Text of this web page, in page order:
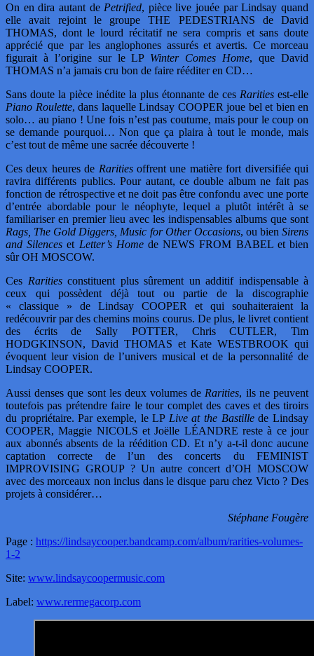
On en dira autant de Petrified, pièce live jouée par Lindsay quand
elle avait rejoint le groupe THE PEDESTRIANS de David
THOMAS, dont le lourd récitatif ne sera compris et sans doute
apprécié que par les anglophones assurés et avertis. Ce morceau
figurait à l’origine sur le LP Winter Comes Home, que David
THOMAS n’a jamais cru bon de faire rééditer en CD…
Sans doute la pièce inédite la plus étonnante de ces Rarities est-elle
Piano Roulette, dans laquelle Lindsay COOPER joue bel et bien en
solo… au piano ! Une fois n’est pas coutume, mais pour le coup on
se demande pourquoi… Non que ça plaira à tout le monde, mais
c’est tout de même une sacrée découverte !
Ces deux heures de Raritiesoffrent une matière fort diversifiée qui
ravira différents publics. Pour autant, ce double album ne fait pas
fonction de rétrospective et ne doit pas être confondu avec une porte
d’entrée abordable pour le néophyte, lequel a plutôt intérêt à se
familiariser en premier lieu avec les indispensables albums que sont
Rags, The Gold Diggers, Music for Other Occasions, ou bienSirens
and Silences et Letter’s Homede NEWS FROM BABEL et bien
sûr OH MOSCOW.
Ces Raritiesconstituent plus sûrement un additif indispensable à
ceux qui possèdent déjà tout ou partie de la discographie
« classique » de Lindsay COOPER et qui souhaiteraient la
redécouvrir par des chemins moins courus. De plus, le livret contient
des écrits de Sally POTTER, Chris CUTLER, Tim
HODGKINSON, David THOMAS et Kate WESTBROOK qui
évoquent leur vision de l’univers musical et de la personnalité de
Lindsay COOPER.
Aussi denses que sont les deux volumes de Rarities, ils ne peuvent
toutefois pas prétendre faire le tour complet des caves et des tiroirs
du propriétaire. Par exemple, le LP Live at the Bastillede Lindsay
COOPER, Maggie NICOLS et Joëlle LÉANDRE reste à ce jour
aux abonnés absents de la réédition CD. Et n’y a-t-il donc aucune
captation correcte de l’un des concerts du FEMINIST
IMPROVISING GROUP ? Un autre concert d’OH MOSCOW
avec des morceaux non inclus dans le disque paru chez Victo ? Des
projets à considérer…
Stéphane Fougère
Page : https://lindsaycooper.bandcamp.com/album/rarities-volumes-
1-2
Site: www.lindsaycoopermusic.com
Label: www.rermegacorp.com